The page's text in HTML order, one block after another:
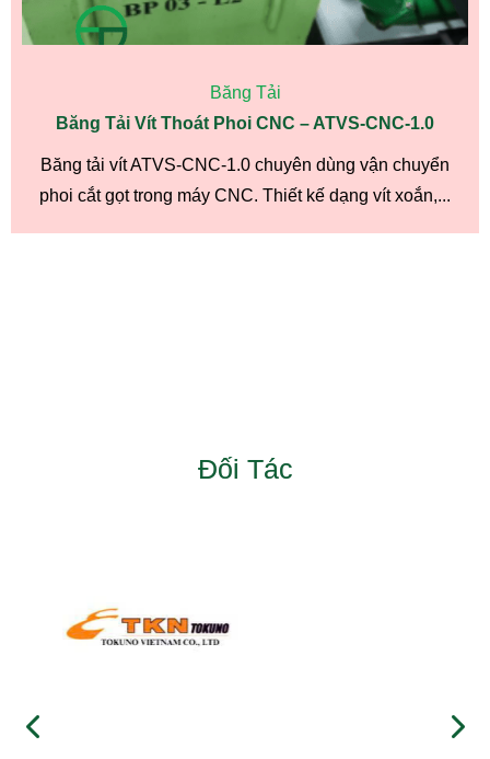
Băng Tải
Băng Tải Vít Thoát Phoi CNC – ATVS-CNC-1.0
Băng tải vít ATVS-CNC-1.0 chuyên dùng vận chuyển
phoi cắt gọt trong máy CNC. Thiết kế dạng vít xoắn,...
Đối Tác